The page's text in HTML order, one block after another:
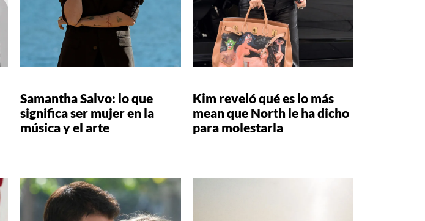
Samantha Salvo: lo que
significa ser mujer en la
música y el arte
Kim reveló qué es lo más
mean que North le ha dicho
para molestarla